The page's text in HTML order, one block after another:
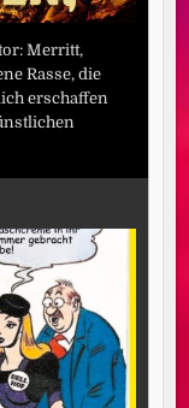
Merritt,
Rasse, die
erschaffen